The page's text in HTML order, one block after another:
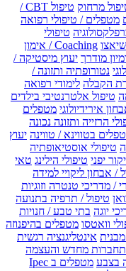
מרחוק
טיפול CBT /
מטפלים / טיפולי רפואה
טיפולי
Coaching / אימון
מודרך יעוץ מיסטיקה /
נטורופתיה ותזונה /
הקבלה לימודי רפואה
טיפול אלטרנטיבי בילדים
אירידיולוגי מטפלים
הרזייה ותזונה נכונה
בטווינא / טווינה יעוץ
טיפולי אוסטיאופתיה
יפני טיפולי הילינג טאי
/ אבחון ליקויי למידה
/ מדריכי טנטרה וזוגיות
טיפול / תרפיה בתנועה
יוגה בתי טבע / חנויות
וואטסו מטפלים בהיפנוזה
מבנית אינטליגנציה רגשית
מחדש והעצמה
בצבע
מטפלים ב Ipec